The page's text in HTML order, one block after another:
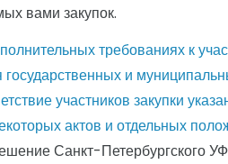
вами закупок.
требованиях к
государственных и
участников закупки
актов и отдельных
Санкт-Петербургского